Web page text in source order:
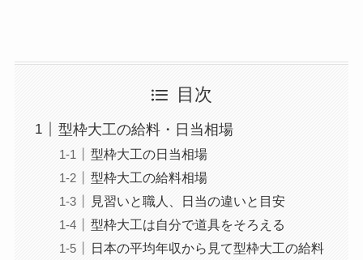
目次
型枠大工の給料・日当相場
型枠大工の日当相場
型枠大工の給料相場
見習いと職人、日当の違いと目安
型枠大工は自分で道具をそろえる
日本の平均年収から見て型枠大工の給料